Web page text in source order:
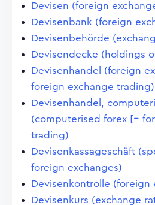
Devisen (foreign
Devisenbank (foreign
Devisenbehörde
Devisendecke (holdings
Devisenhandel (foreign
foreign exchange trading)
Devisenhandel,
(computerised forex [=
trading)
Devisenkassageschäft
foreign exchanges)
Devisenkontrolle (foreign
Devisenkurs (exchange